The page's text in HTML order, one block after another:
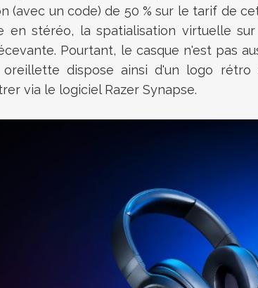
(avec un code) de 50 % sur le tarif de
en stéréo, la spatialisation virtuelle
Pourtant, le casque n'est pas
oreillette dispose ainsi d'un logo rétro
via le logiciel Razer Synapse.